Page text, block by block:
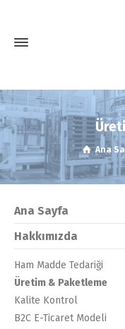
Ana
Ana Sayfa
Hakkımızda
Ham Madde Tedariği
Üretim & Paketleme
Kalite Kontrol
B2C E-Ticaret Modeli